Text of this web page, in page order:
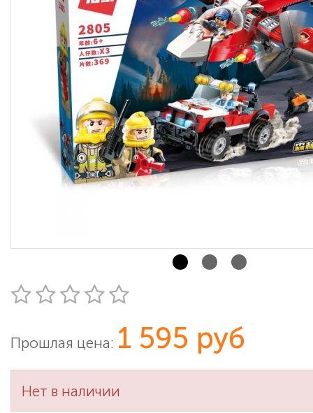
Прошлая цена: 1 595 руб
Нет в наличии